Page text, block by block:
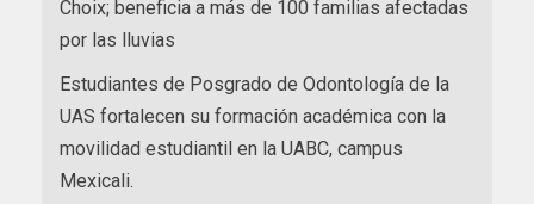
Choix; beneficia a más de 100 familias afectadas
por las lluvias
Estudiantes de Posgrado de Odontología de la
UAS fortalecen su formación académica con la
movilidad estudiantil en la UABC, campus
Mexicali.